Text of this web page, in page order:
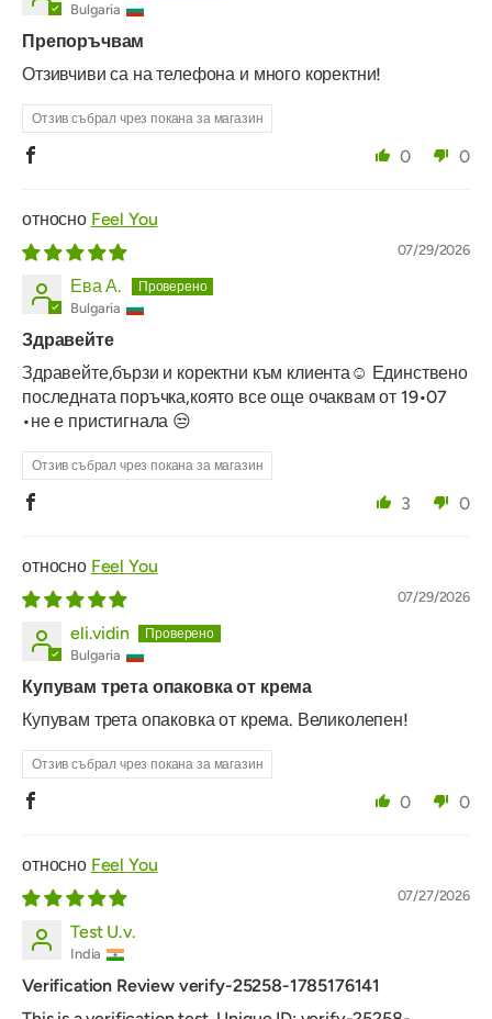
Bulgaria
Препоръчвам
Отзивчиви са на телефона и много коректни!
Отзив събрал чрез покана за магазин
0 0
Feel You
07/29/2026
Ева А.
Bulgaria
Здравейте
Здравейте,бързи и коректни към клиента☺️ Единствено
последната поръчка,която все още очаквам от 19•07
•не е пристигнала 😒
Отзив събрал чрез покана за магазин
3 0
Feel You
07/29/2026
eli.vidin
Bulgaria
Купувам трета опаковка от крема
Купувам трета опаковка от крема. Великолепен!
Отзив събрал чрез покана за магазин
0 0
Feel You
07/27/2026
Test U.v.
India
Verification Review verify-25258-1785176141